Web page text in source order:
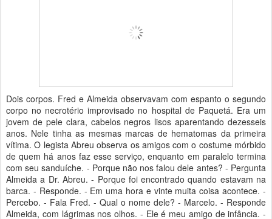
Dois corpos. Fred e Almeida observavam com espanto o segundo
corpo no necrotério improvisado no hospital de Paquetá. Era um
jovem de pele clara, cabelos negros lisos aparentando dezesseis
anos. Nele tinha as mesmas marcas de hematomas da primeira
vítima. O legista Abreu observa os amigos com o costume mórbido
de quem há anos faz esse serviço, enquanto em paralelo termina
com seu sanduíche. - Porque não nos falou dele antes? - Pergunta
Almeida a Dr. Abreu. - Porque foi encontrado quando estavam na
barca. - Responde. - Em uma hora e vinte muita coisa acontece. -
Percebo. - Fala Fred. - Qual o nome dele? - Marcelo. - Responde
Almeida, com lágrimas nos olhos. - Ele é meu amigo de infância. -